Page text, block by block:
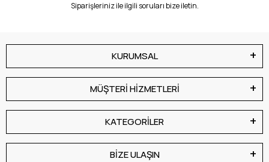
Siparişleriniz ile ilgili soruları bize iletin.
KURUMSAL
MÜŞTERİ HİZMETLERİ
KATEGORİLER
BİZE ULAŞIN